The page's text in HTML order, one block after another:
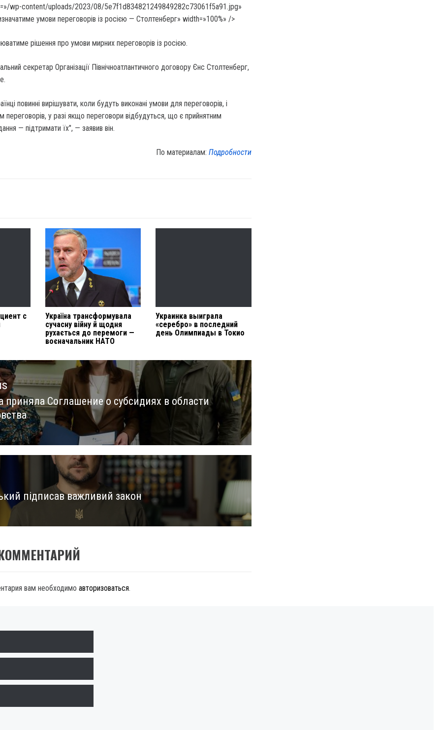
wp-content/uploads/2023/08/5e7f1d834821249849282c73061f5a91.jpg»
умови переговорів із росією — Столтенберг» width=»100%» />
рішення про умови мирних переговорів із росією.
секретар Організації Північноатлантичного договору Єнс Столтенберг,
повинні вирішувати, коли будуть виконані умови для переговорів, і
переговорів, у разі якщо переговори відбудуться, що є прийнятним
— підтримати їх", — заявив він.
По материалам:Подробности
с
Україна трансформувала
сучасну війну й щодня
рухається до перемоги —
воєначальник НАТО
Украинка выиграла
«серебро» в последний
день Олимпиады в Токио
приняла Соглашение о субсидиях в области
підписав важливий закон
вам необходимо авторизоваться.